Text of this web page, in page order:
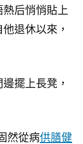
后悄悄貼上
退休以來，
擺上長凳，
然從病供膳健